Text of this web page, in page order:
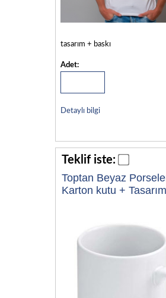
tasarım + baskı
Adet:
Detaylı bilgi
Teklif iste:
Toptan Beyaz
Karton kutu +